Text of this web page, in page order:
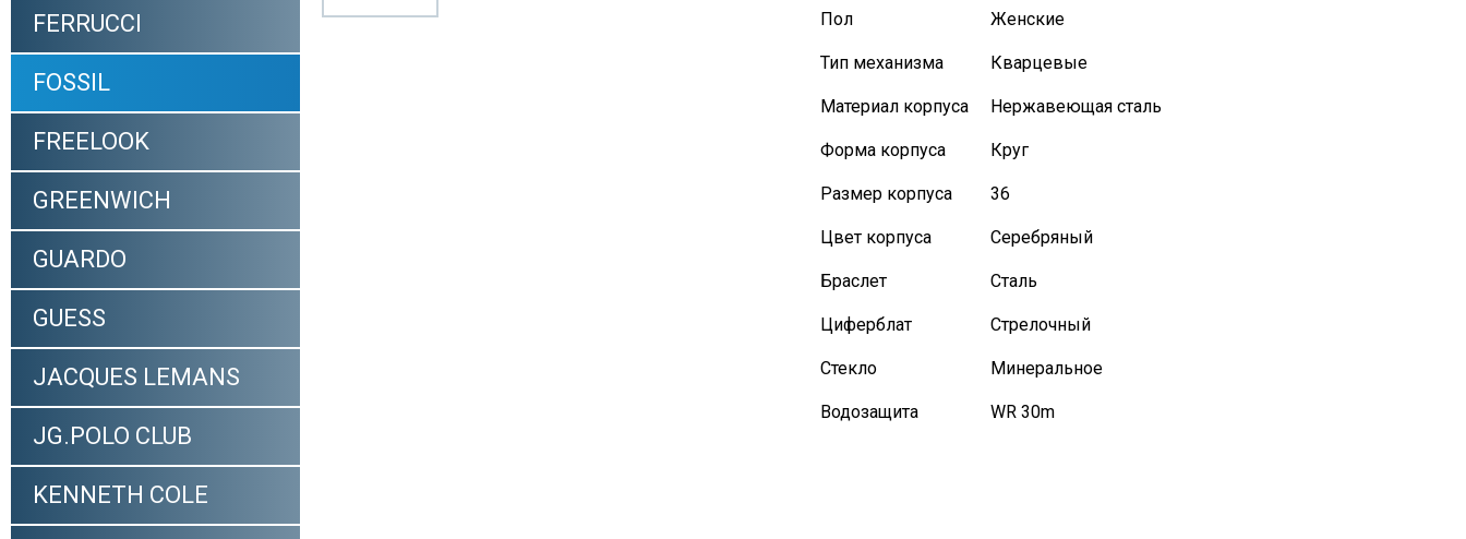
FERRUCCI
FOSSIL
FREELOOK
GREENWICH
GUARDO
GUESS
JACQUES LEMANS
JG.POLO CLUB
KENNETH COLE
Пол Женские
Тип механизма Кварцевые
Материал корпуса Нержавеющая сталь
Форма корпуса Круг
Размер корпуса 36
Цвет корпуса Серебряный
Браслет Сталь
Циферблат Стрелочный
Стекло Минеральное
Водозащита WR 30m